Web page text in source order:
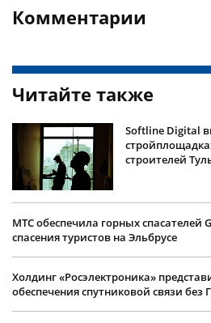
Комментарии
Читайте также
Softline Digital
строителей
МТС обеспечила горных спасателей
спасения туристов на Эльбрусе
Холдинг «Росэлектроника»
обеспечения спутниковой связи без